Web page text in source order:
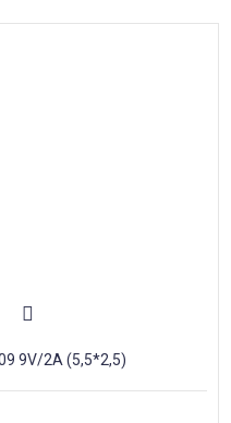
9V/2A (5,5*2,5)